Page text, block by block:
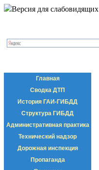
Версия для слабовидящих
Главная
Сводка ДТП
История ГАИ-ГИБДД
Структура ГИБДД
Административная практика
Технический надзор
Дорожная инспекция
Пропаганда